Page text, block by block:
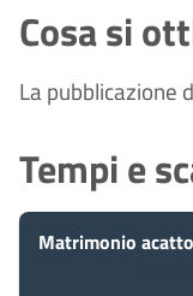
Cosa si
La pubblicazione
Tempi e
Matrimonio